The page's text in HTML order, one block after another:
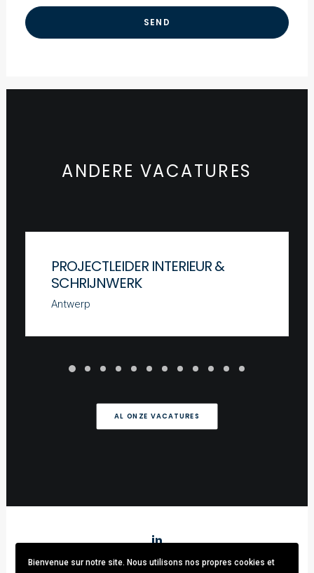
ANDERE VACATURES
PROJECTLEIDER INTERIEUR &
SCHRIJNWERK
Antwerp
AL ONZE VACATURES
Bienvenue sur notre site. Nous utilisons nos propres cookies et